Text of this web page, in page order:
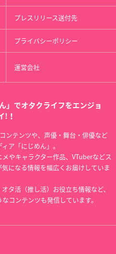
プレスリリース送付先
プライバシーポリシー
運営会社
」でオタクライフをエンジョ
!！
ンテンツや、声優・舞台・俳優など
ア「にじめん」。
やキャラクター作品、VTuberなどス
になる情報を幅広くお届けしていま
タ活（推し活）お役立ち情報など、
コンテンツも発信しています。